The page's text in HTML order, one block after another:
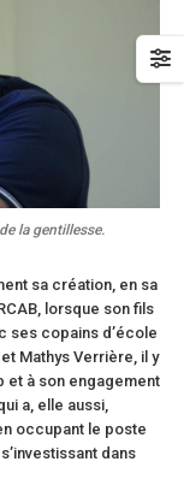
la gentillesse.
sa création, en sa
lorsque son fils
ses copains d’école
Mathys Verrière, il y
et à son engagement
a, elle aussi,
occupant le poste
dans